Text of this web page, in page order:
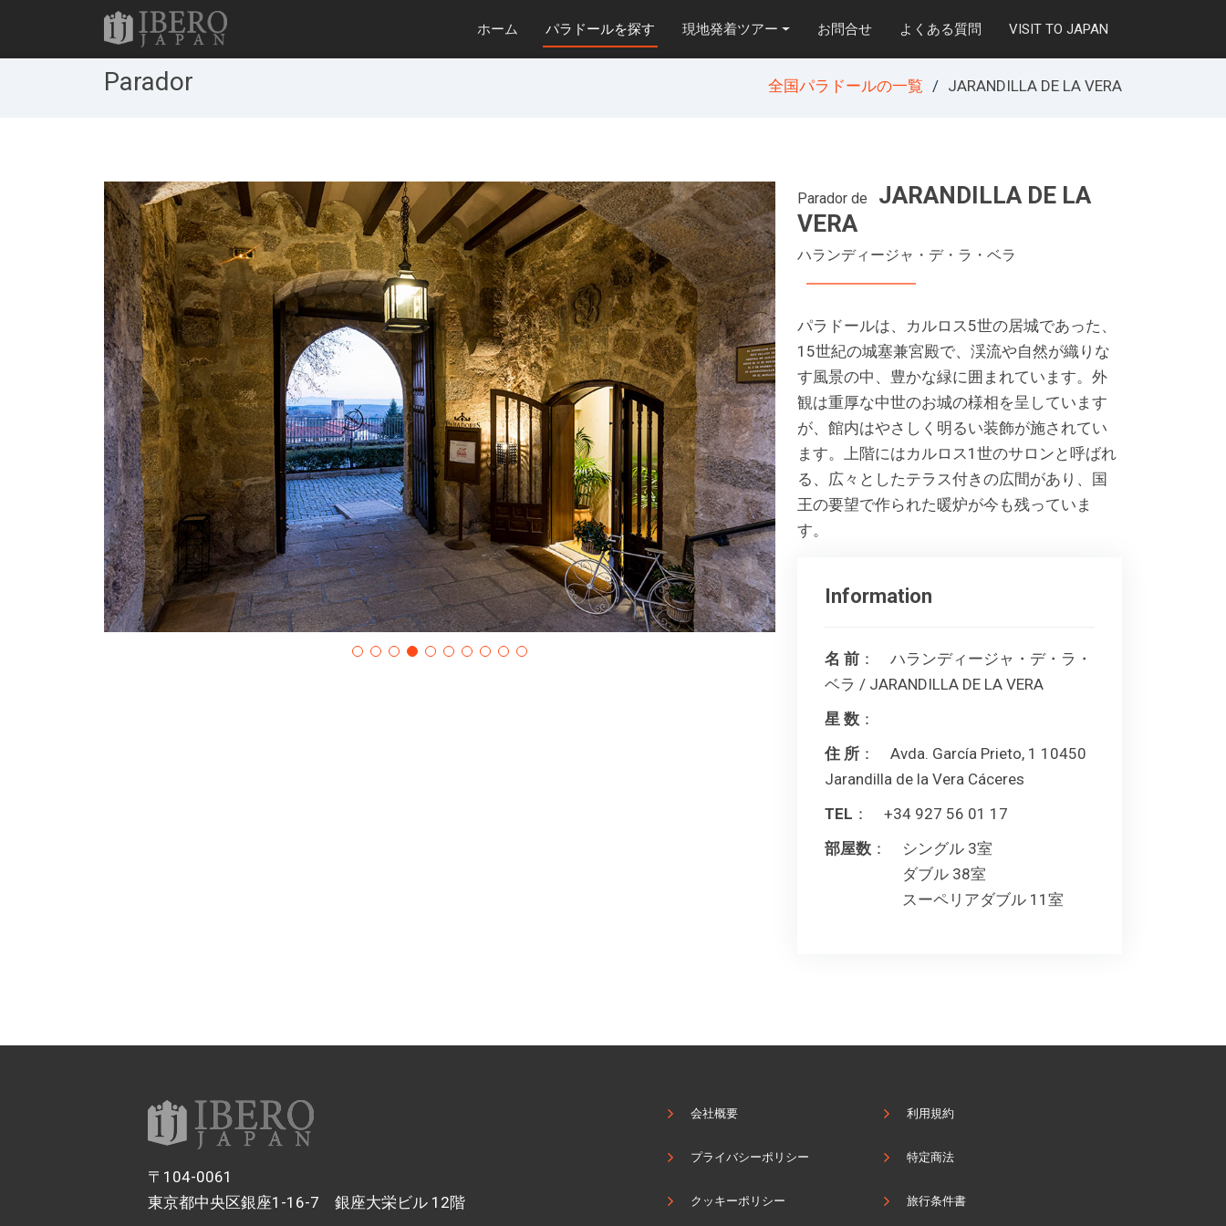
ホーム パラドールを探す 現地発着ツアー お問合せ よくある質問 VISIT TO JAPAN
Parador 全国パラドールの一覧 JARANDILLA DE LA VERA
Parador de JARANDILLA DE LA
VERA
ハランディージャ・デ・ラ・ベラ
パラドールは、カルロス5世の居城であった、
15世紀の城塞兼宮殿で、渓流や自然が織りな
す風景の中、豊かな緑に囲まれています。外
観は重厚な中世のお城の様相を呈しています
が、館内はやさしく明るい装飾が施されてい
ます。上階にはカルロス1世のサロンと呼ばれ
る、広々としたテラス付きの広間があり、国
王の要望で作られた暖炉が今も残っていま
す。
Information
名 前 ： ハランディージャ・デ・ラ・
ベラ / JARANDILLA DE LA VERA
星 数 ：
住 所 ： Avda. García Prieto, 1 10450
Jarandilla de la Vera Cáceres
TEL ： +34 927 56 01 17
部屋数 ： シングル 3室
ダブル 38室
スーペリアダブル 11室
〒104-0061
東京都中央区銀座1-16-7 銀座大栄ビル 12階
会社概要
プライバシーポリシー
クッキーポリシー
利用規約
特定商法
旅行条件書